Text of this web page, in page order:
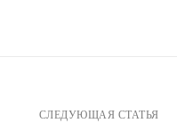
СЛЕДУЮЩАЯ СТАТЬЯ